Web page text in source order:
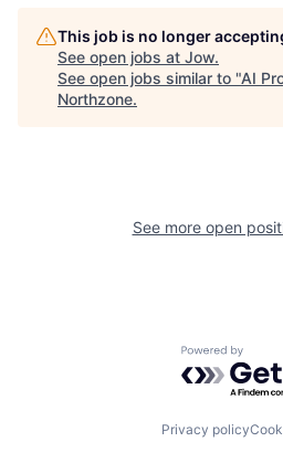
This job is no longer
See open jobs at Jow.
See open jobs similar to "AI
Northzone.
See more open
Powered by
Privacy policy